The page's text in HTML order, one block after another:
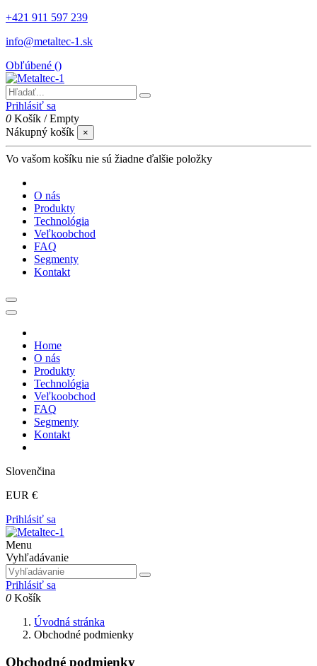
+421 911 597 239
info@metaltec-1.sk
Obľúbené ()
Prihlásiť sa
0 Košík /Empty
Nákupný košík
×
Vo vašom košíku nie sú žiadne ďalšie položky
O nás
Produkty
Technológia
Veľkoobchod
FAQ
Segmenty
Kontakt
Home
O nás
Produkty
Technológia
Veľkoobchod
FAQ
Segmenty
Kontakt
Slovenčina
EUR €
Prihlásiť sa
Menu
Vyhľadávanie
Prihlásiť sa
0 Košík
Úvodná stránka
Obchodné podmienky
Obchodné podmienky